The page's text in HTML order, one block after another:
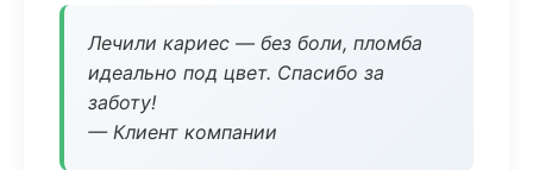
Лечили кариес — без боли, пломба
идеально под цвет. Спасибо за
заботу!
— Клиент компании